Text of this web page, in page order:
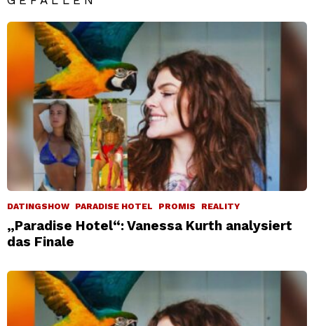
DATINGSHOW PARADISE HOTEL PROMIS REALITY
„Paradise Hotel“: Vanessa Kurth analysiert
das Finale